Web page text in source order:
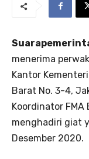
menerima
Kantor
Barat No. 3-4,
Koordinator
menghadiri giat
Desember 2020.